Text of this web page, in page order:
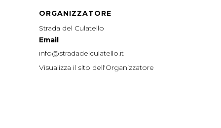
ORGANIZZATORE
Strada del Culatello
Email
info@stradadelculatello.it
Visualizza il sito dell'Organizzatore